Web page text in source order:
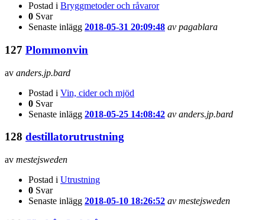
Postad i Bryggmetoder och råvaror
0 Svar
Senaste inlägg 2018-05-31 20:09:48 av pagablara
127 Plommonvin
av anders.jp.bard
Postad i Vin, cider och mjöd
0 Svar
Senaste inlägg 2018-05-25 14:08:42 av anders.jp.bard
128 destillatorutrustning
av mestejsweden
Postad i Utrustning
0 Svar
Senaste inlägg 2018-05-10 18:26:52 av mestejsweden